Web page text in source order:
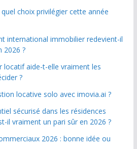
choix privilégier cette année
international immobilier redevient-il
2026 ?
locatif aide-t-elle vraiment les
?
locative solo avec imovia.ai ?
sécurisé dans les résidences
il vraiment un pari sûr en 2026 ?
2026 : bonne idée ou